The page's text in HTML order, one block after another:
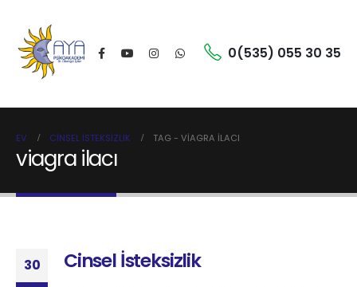
0(535) 055 30 35
EV CINSEL İSTEKSIZLIK TAG - VIAGRA ILACI
viagra ilacı
30 Cinsel İsteksizlik